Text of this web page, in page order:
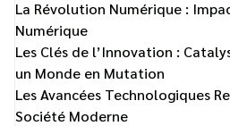
La Révolution Numérique :
Numérique
Les Clés de l’Innovation :
un Monde en Mutation
Les Avancées Technologiques
Société Moderne